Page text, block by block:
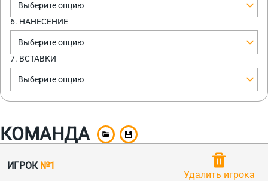
Выберите опцию
6. НАНЕСЕНИЕ
Выберите опцию
7. ВСТАВКИ
Выберите опцию
КОМАНДА
ИГРОК №1
Удалить игрока